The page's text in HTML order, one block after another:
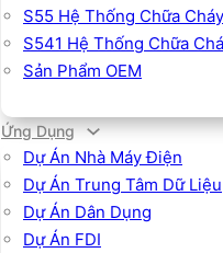
S55 Hệ Thống Chữa
S541 Hệ Thống Chữa
Sản Phẩm OEM
Ứng Dụng
Dự Án Nhà Máy Điện
Dự Án Trung Tâm Dữ Liệu
Dự Án Dân Dụng
Dự Án FDI